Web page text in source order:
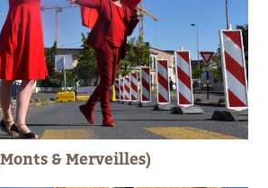
& Merveilles)